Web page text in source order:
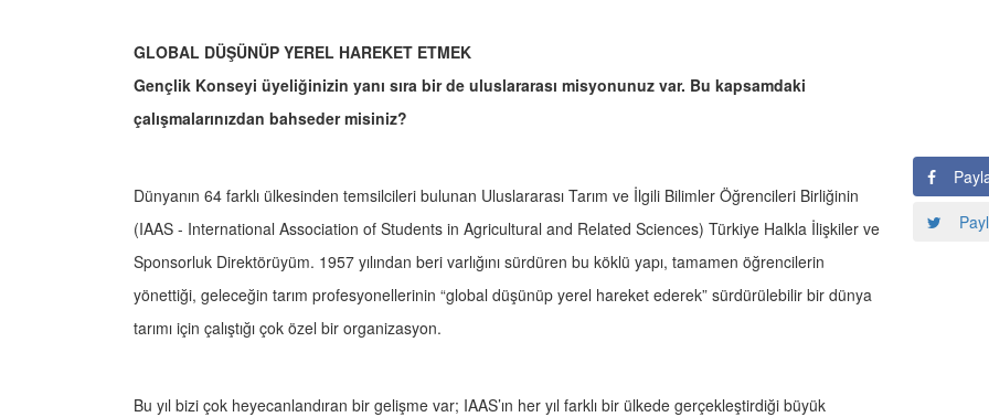
GLOBAL DÜŞÜNÜP YEREL HAREKET ETMEK
Gençlik Konseyi üyeliğinizin yanı sıra bir de uluslararası misyonunuz var. Bu kapsamdaki
çalışmalarınızdan bahseder misiniz?
Dünyanın 64 farklı ülkesinden temsilcileri bulunan Uluslararası Tarım ve İlgili Bilimler Öğrencileri Birliğinin
(IAAS - International Association of Students in Agricultural and Related Sciences) Türkiye Halkla İlişkiler ve
Sponsorluk Direktörüyüm. 1957 yılından beri varlığını sürdüren bu köklü yapı, tamamen öğrencilerin
yönettiği, geleceğin tarım profesyonellerinin “global düşünüp yerel hareket ederek” sürdürülebilir bir dünya
tarımı için çalıştığı çok özel bir organizasyon.
Bu yıl bizi çok heyecanlandıran bir gelişme var; IAAS’ın her yıl farklı bir ülkede gerçekleştirdiği büyük